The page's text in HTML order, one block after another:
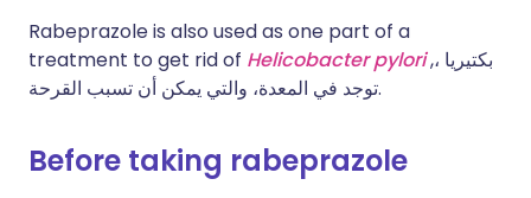
Rabeprazole is also used as one part of a
treatment to get rid of Helicobacter pylori,، بكتيريا
توجد في المعدة، والتي يمكن أن تسبب القرحة.
Before taking rabeprazole